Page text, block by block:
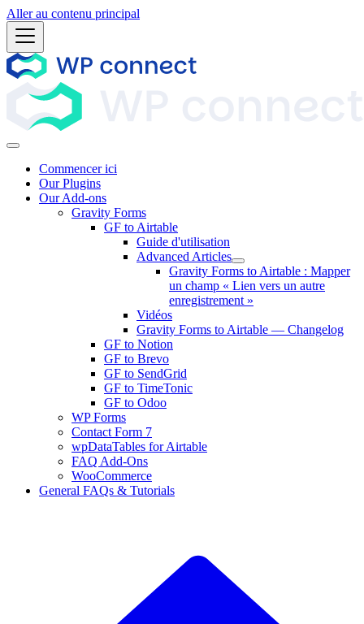
Aller au contenu principal
Commencer ici
Our Plugins
Our Add-ons
Gravity Forms
GF to Airtable
Guide d'utilisation
Advanced Articles
Gravity Forms to Airtable : Mapper
un champ « Lien vers un autre
enregistrement »
Vidéos
Gravity Forms to Airtable — Changelog
GF to Notion
GF to Brevo
GF to SendGrid
GF to TimeTonic
GF to Odoo
WP Forms
Contact Form 7
wpDataTables for Airtable
FAQ Add-Ons
WooCommerce
General FAQs & Tutorials